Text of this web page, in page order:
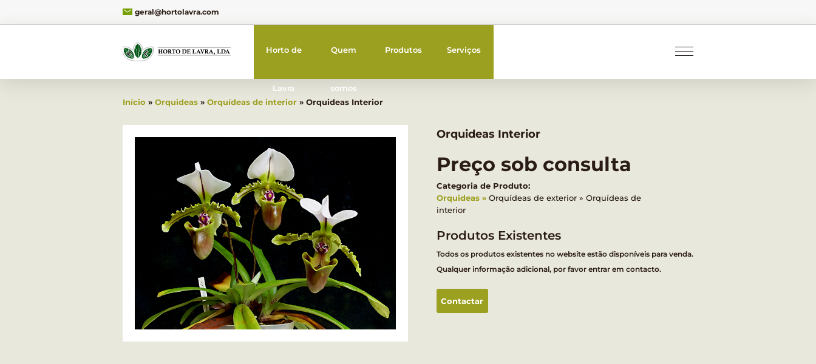
geral@hortolavra.com
Horto de
Lavra
Quem
somos
Produtos Serviços
Início » Orquideas» Orquídeas de interior» Orquideas Interior
Orquideas Interior
Preço sob consulta
Categoria de Produto:
Orquideas
Orquídeas de exterior
Orquídeas de
interior
Produtos Existentes
Todos os produtos existentes no website estão disponíveis para venda.
Qualquer informação adicional, por favor entrar em contacto.
Contactar